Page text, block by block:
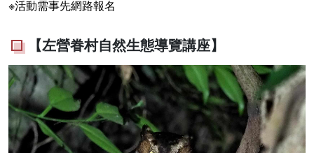
※活動需事先網路報名
【左營眷村自然生態導覽講座】